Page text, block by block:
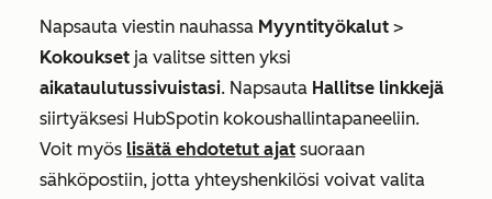
Napsauta viestin nauhassa Myyntityökalut >
Kokoukset ja valitse sitten yksi
aikataulutussivuistasi. Napsauta Hallitse linkkejä
siirtyäksesi HubSpotin kokoushallintapaneeliin.
Voit myös lisätä ehdotetut ajat suoraan
sähköpostiin, jotta yhteyshenkilösi voivat valita